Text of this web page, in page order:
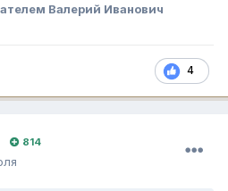
Валерий Иванович
4
814